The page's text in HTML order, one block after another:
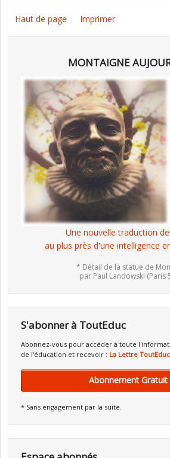
Haut de page Imprimer
MONTAIGNE
Une nouvelle traduction
au plus près d'une intelligence
* Détail de la statue de
par Paul Landowski (Paris
S'abonner à ToutEduc
Abonnez-vous pour accéder à toute
de l'éducation et recevoir : La Lettre ToutEduc
Abonnement
* Sans engagement par la suite.